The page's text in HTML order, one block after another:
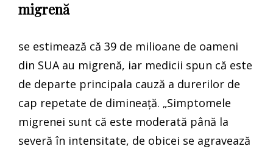
migrenă
se estimează că 39 de milioane de oameni
din SUA au migrenă, iar medicii spun că este
de departe principala cauză a durerilor de
cap repetate de dimineață. „Simptomele
migrenei sunt că este moderată până la
severă în intensitate, de obicei se agravează